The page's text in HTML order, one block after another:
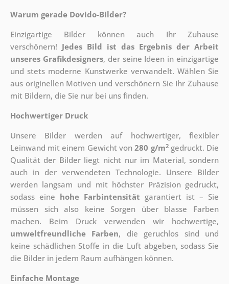
Warum gerade Dovido-Bilder?
Einzigartige Bilder können auch Ihr Zuhause
verschönern! Jedes Bild ist das Ergebnis der Arbeit
unseres Grafikdesigners, der seine Ideen in einzigartige
und stets moderne Kunstwerke verwandelt. Wählen Sie
aus originellen Motiven und verschönern Sie Ihr Zuhause
mit Bildern, die Sie nur bei uns finden.
Hochwertiger Druck
Unsere Bilder werden auf hochwertiger, flexibler
Leinwand mit einem Gewicht von280 g/m2gedruckt. Die
Qualität der Bilder liegt nicht nur im Material, sondern
auch in der verwendeten Technologie. Unsere Bilder
werden langsam und mit höchster Präzision gedruckt,
sodass eine hohe Farbintensität garantiert ist – Sie
müssen sich also keine Sorgen über blasse Farben
machen. Beim Druck verwenden wir hochwertige,
umweltfreundliche Farben, die geruchlos sind und
keine schädlichen Stoffe in die Luft abgeben, sodass Sie
die Bilder in jedem Raum aufhängen können.
Einfache Montage